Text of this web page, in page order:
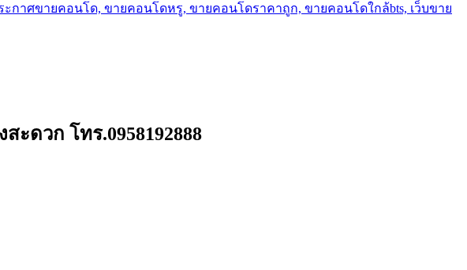
กาศขายคอนโด, ขายคอนโดหรู, ขายคอนโดราคาถูก, ขายคอนโดใกล้bts, เว็บขาย
ะดวก โทร.0958192888